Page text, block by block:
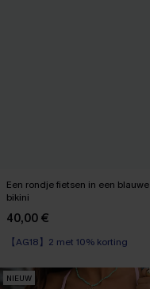
Een rondje fietsen in een blauwe
bikini
40,00 €
【AG18】2 met 10% korting
NIEUW